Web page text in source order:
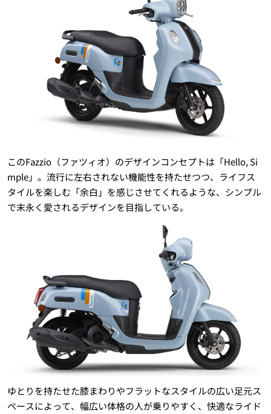
このFazzio（ファツィオ）のデザインコンセプトは「Hello, Si
mple」。流行に左右されない機能性を持たせつつ、ライフス
タイルを楽しむ「余白」を感じさせてくれるような、シンプル
で末永く愛されるデザインを目指している。
ゆとりを持たせた膝まわりやフラットなスタイルの広い足元ス
ペースによって、幅広い体格の人が乗りやすく、快適なライド